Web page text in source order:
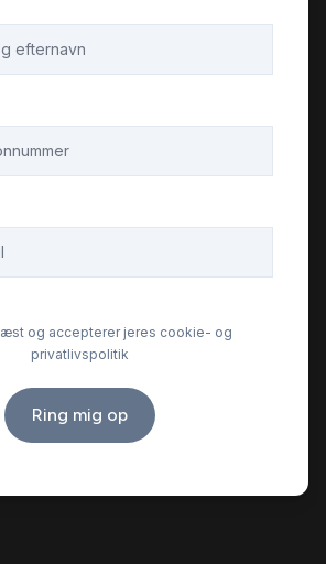
og accepterer jeres cookie- og
privatlivspolitik
Ring mig op